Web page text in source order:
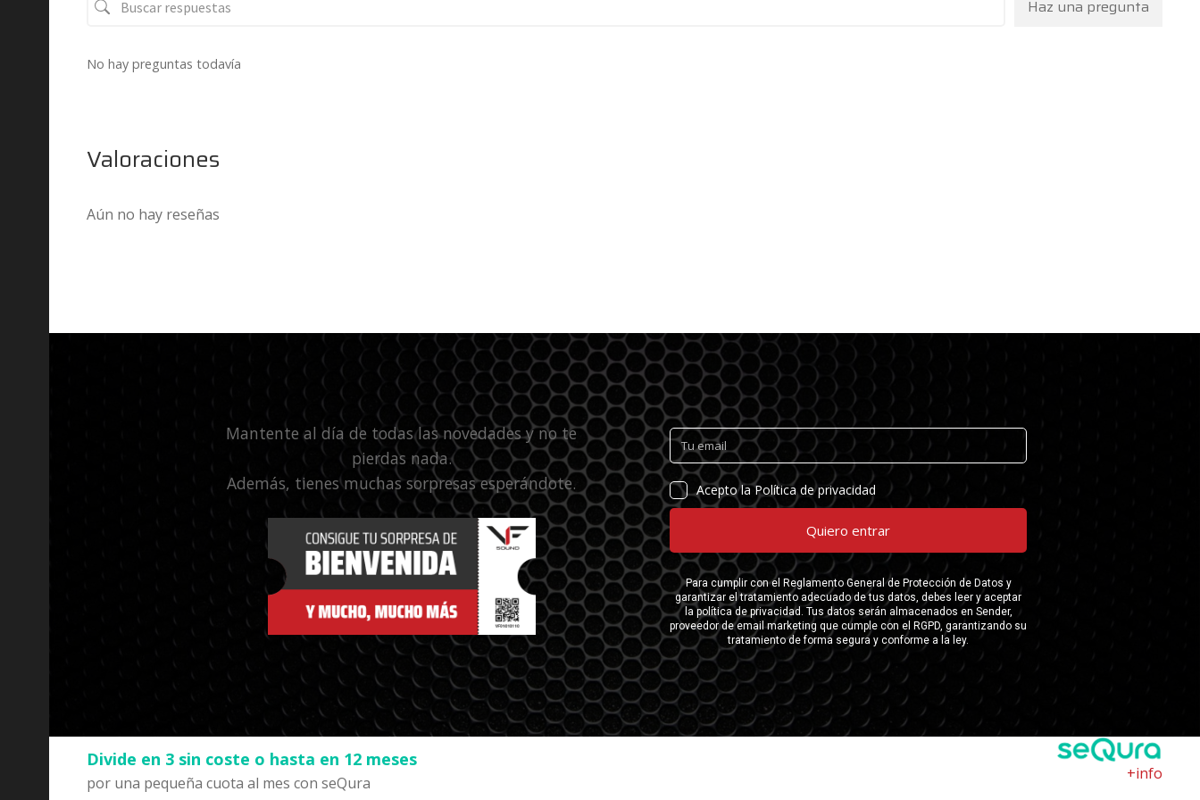
Haz una pregunta
No hay preguntas todavía
Valoraciones
Aún no hay reseñas
Mantente al día de todas las novedades y no te
pierdas nada.
Además, tienes muchas sorpresas esperándote.
Divide en 3 sin coste o hasta en 12 meses
por una pequeña cuota al mes con seQura
+info